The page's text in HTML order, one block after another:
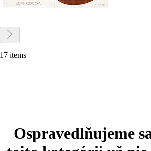
17 items
Ospravedlňujeme